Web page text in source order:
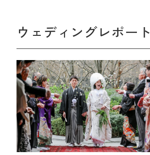
ウェディングレポート